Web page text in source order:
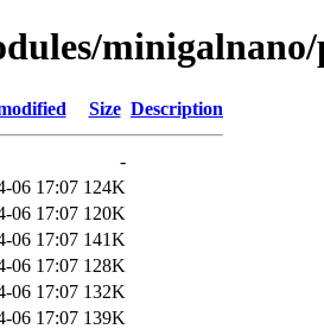
Size Description
-
06 17:07 124K
06 17:07 120K
06 17:07 141K
06 17:07 128K
06 17:07 132K
06 17:07 139K